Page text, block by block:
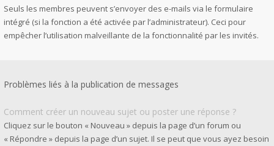
Seuls les membres peuvent s’envoyer des e-mails via le formulaire
intégré (si la fonction a été activée par l’administrateur). Ceci pour
empêcher l’utilisation malveillante de la fonctionnalité par les invités.
Problèmes liés à la publication de messages
Comment créer un nouveau sujet ou poster une réponse ?
Cliquez sur le bouton « Nouveau » depuis la page d’un forum ou
« Répondre » depuis la page d’un sujet. Il se peut que vous ayez besoin